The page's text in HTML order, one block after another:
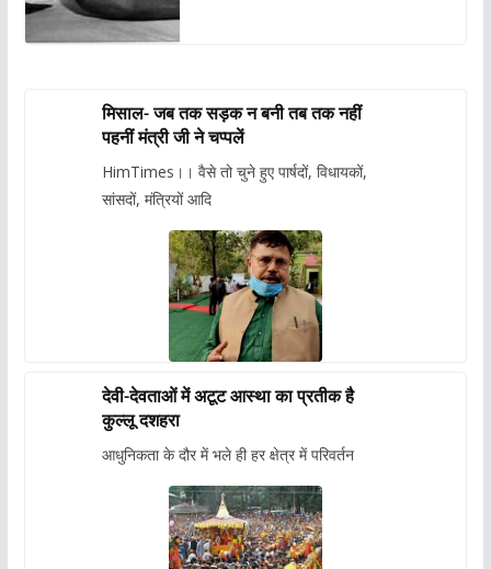
मिसाल- जब तक सड़क न बनी तब तक नहीं
पहनीं मंत्री जी ने चप्पलें
HimTimes।। वैसे तो चुने हुए पार्षदों, विधायकों,
सांसदों, मंत्रियों आदि
देवी-देवताओं में अटूट आस्था का प्रतीक है
कुल्लू दशहरा
आधुनिकता के दौर में भले ही हर क्षेत्र में परिवर्तन